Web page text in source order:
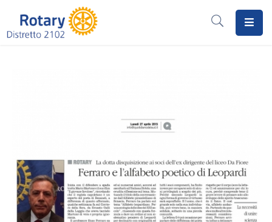
Progetti
Notizie